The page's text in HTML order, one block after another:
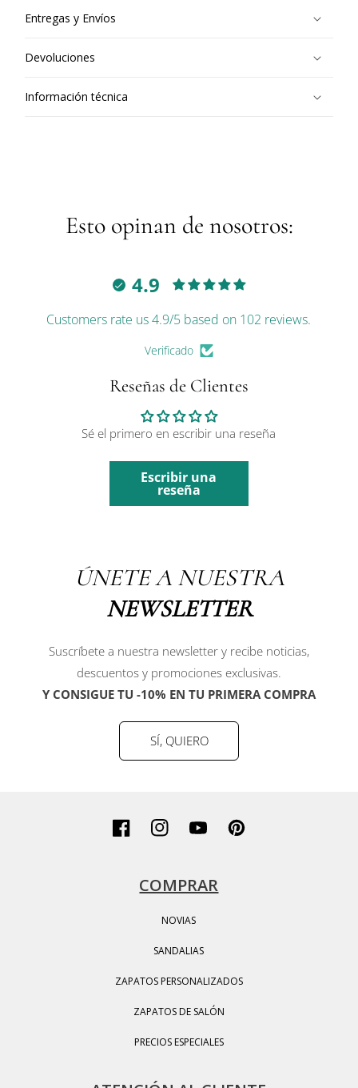
Entregas y Envíos
Devoluciones
Información técnica
Esto opinan de nosotros:
4.9
Customers rate us 4.9/5 based on 102 reviews.
Verificado
Reseñas de Clientes
Sé el primero en escribir una reseña
Escribir una
reseña
ÚNETE A NUESTRA
NEWSLETTER
Suscríbete a nuestra newsletter y recibe noticias,
descuentos y promociones exclusivas.
Y CONSIGUE TU -10% EN TU PRIMERA COMPRA
SÍ, QUIERO
FacebookInstagramYouTubePinterest
COMPRAR
NOVIAS
SANDALIAS
ZAPATOS PERSONALIZADOS
ZAPATOS DE SALÓN
PRECIOS ESPECIALES